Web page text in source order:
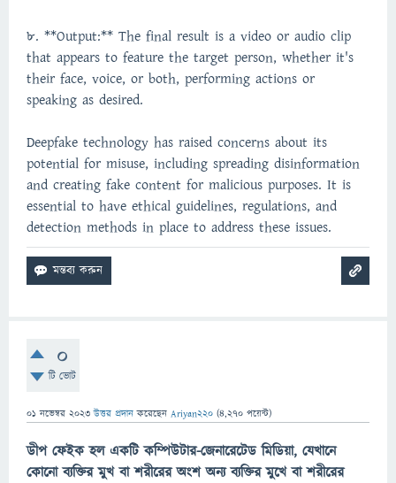
8. **Output:** The final result is a video or audio clip
that appears to feature the target person, whether it's
their face, voice, or both, performing actions or
speaking as desired.
Deepfake technology has raised concerns about its
potential for misuse, including spreading disinformation
and creating fake content for malicious purposes. It is
essential to have ethical guidelines, regulations, and
detection methods in place to address these issues.
0
টি ভোট
01 নভেম্বর 2023 উত্তর প্রদান করেছেন Ariyan220 (4,270 পয়েন্ট)
ডীপ ফেইক হল একটি কম্পিউটার-জেনারেটেড মিডিয়া, যেখানে
কোনো ব্যক্তির মুখ বা শরীরের অংশ অন্য ব্যক্তির মুখে বা শরীরের